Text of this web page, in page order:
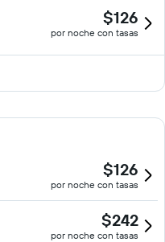
$126
por noche con tasas
$126
por noche con tasas
$242
por noche con tasas